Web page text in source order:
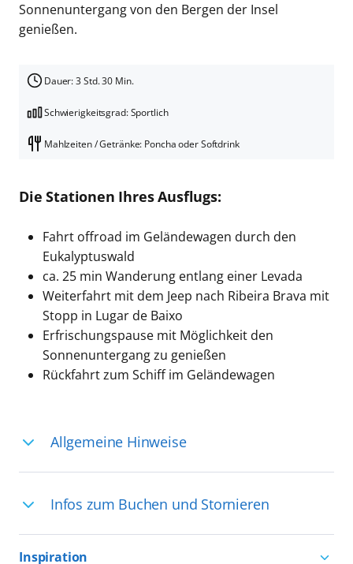
Sonnenuntergang von den Bergen der Insel
genießen.
Dauer: 3 Std. 30 Min.
Schwierigkeitsgrad: Sportlich
Mahlzeiten / Getränke: Poncha oder Softdrink
Die Stationen Ihres Ausflugs:
Fahrt offroad im Geländewagen durch den
Eukalyptuswald
ca. 25 min Wanderung entlang einer Levada
Weiterfahrt mit dem Jeep nach Ribeira Brava mit
Stopp in Lugar de Baixo
Erfrischungspause mit Möglichkeit den
Sonnenuntergang zu genießen
Rückfahrt zum Schiff im Geländewagen
Allgemeine Hinweise
Deutschsprachige Reiseleiter:innen sind
in vielen Regionen verfügbar, aber in
einigen Ländern selten, sodass dort
Infos zum Buchen und Stornieren
Inspiration